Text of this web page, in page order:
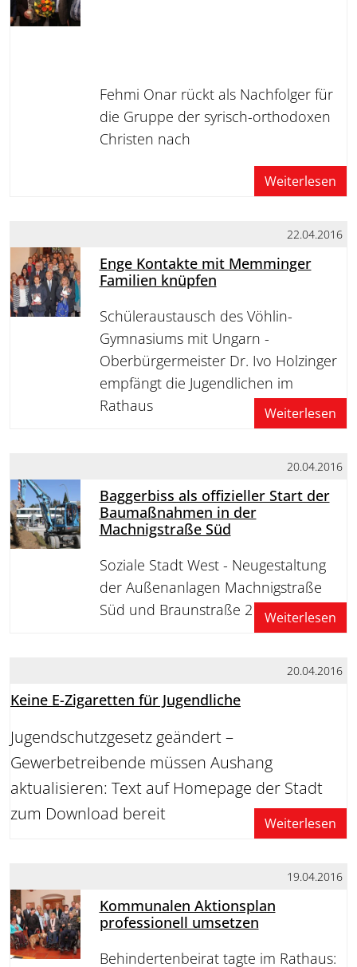
Fehmi Onar rückt als Nachfolger für
die Gruppe der syrisch-orthodoxen
Christen nach
Weiterlesen
22.04.2016
Enge Kontakte mit Memminger
Familien knüpfen
Schüleraustausch des Vöhlin-
Gymnasiums mit Ungarn -
Oberbürgermeister Dr. Ivo Holzinger
empfängt die Jugendlichen im
Rathaus
Weiterlesen
20.04.2016
Baggerbiss als offizieller Start der
Baumaßnahmen in der
Machnigstraße Süd
Soziale Stadt West - Neugestaltung
der Außenanlagen Machnigstraße
Süd und Braunstraße 21 bis 23Weiterlesen
20.04.2016
Keine E-Zigaretten für Jugendliche
Jugendschutzgesetz geändert –
Gewerbetreibende müssen Aushang
aktualisieren: Text auf Homepage der Stadt
zum Download bereit
Weiterlesen
19.04.2016
Kommunalen Aktionsplan
professionell umsetzen
Behindertenbeirat tagte im Rathaus: